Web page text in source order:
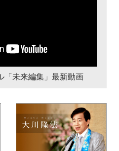
「未来編集」最新動画